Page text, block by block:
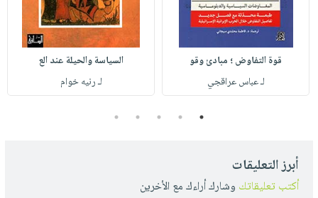
قوة التفاوض ؛ مبادئ وقو
لـ عباس عراقجي
السياسة والحيلة عند الع
لـ رنيه خوام
1
2
3
4
5
أبرز التعليقات
أكتب تعليقاتك وشارك أراءك مع الأخرين